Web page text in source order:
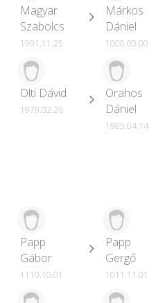
Magyar
Szabolcs
1991.11.25
Márkos
Dániel
1000.00.00
Olti Dávid
1979.02.26
Orahos
Dániel
1985.04.14
Papp
Gábor
1110.10.01
Papp
Gergő
1011.11.01